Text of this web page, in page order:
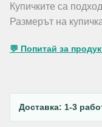
Купичките са
Размерът на
💬 Попитай за
Доставка: 1-3